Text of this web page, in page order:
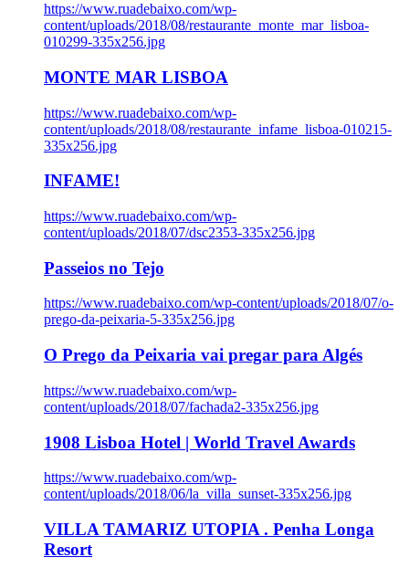
https://www.ruadebaixo.com/wp-
content/uploads/2018/08/restaurante_monte_mar_lisboa-
010299-335x256.jpg
MONTE MAR LISBOA
https://www.ruadebaixo.com/wp-
content/uploads/2018/08/restaurante_infame_lisboa-010215-
335x256.jpg
INFAME!
https://www.ruadebaixo.com/wp-
content/uploads/2018/07/dsc2353-335x256.jpg
Passeios no Tejo
https://www.ruadebaixo.com/wp-content/uploads/2018/07/o-
prego-da-peixaria-5-335x256.jpg
O Prego da Peixaria vai pregar para Algés
https://www.ruadebaixo.com/wp-
content/uploads/2018/07/fachada2-335x256.jpg
1908 Lisboa Hotel | World Travel Awards
https://www.ruadebaixo.com/wp-
content/uploads/2018/06/la_villa_sunset-335x256.jpg
VILLA TAMARIZ UTOPIA . Penha Longa
Resort